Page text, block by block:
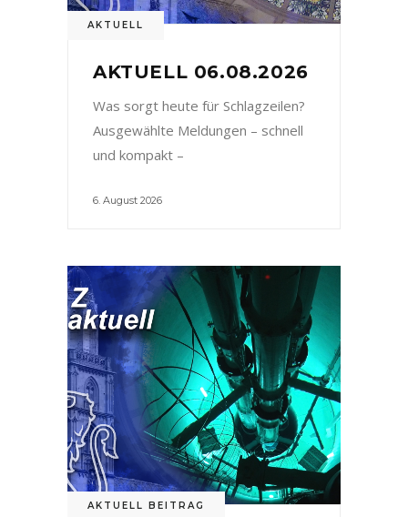
AKTUELL
AKTUELL 06.08.2026
Was sorgt heute für Schlagzeilen?
Ausgewählte Meldungen – schnell
und kompakt –
6. August 2026
AKTUELL BEITRAG